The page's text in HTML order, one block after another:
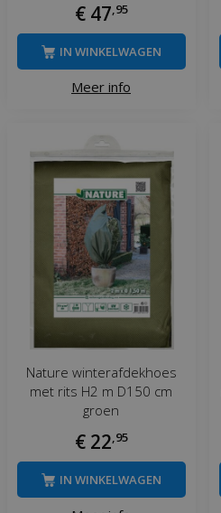
€ 47,95
Meer info
IN WINKELWAGEN
Nature winterafdekhoes
met rits H2 m D150 cm
groen
€ 22,95
IN WINKELWAGEN